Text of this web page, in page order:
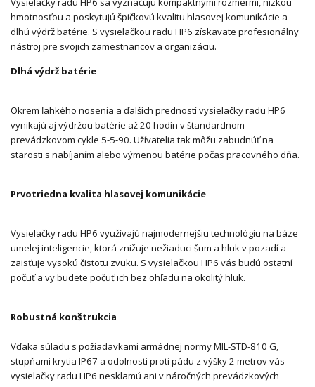
hmotnosťou a poskytujú špičkovú kvalitu hlasovej komunikácie a
dlhú výdrž batérie. S vysielačkou radu HP6 získavate profesionálny
nástroj pre svojich zamestnancov a organizáciu.
Dlhá výdrž batérie
Okrem ľahkého nosenia a ďalších predností vysielačky radu HP6
vynikajú aj výdržou batérie až 20 hodín v štandardnom
prevádzkovom cykle 5-5-90. Užívatelia tak môžu zabudnúť na
starosti s nabíjaním alebo výmenou batérie počas pracovného dňa.
Prvotriedna kvalita hlasovej komunikácie
Vysielačky radu HP6 využívajú najmodernejšiu technológiu na báze
umelej inteligencie, ktorá znižuje nežiaduci šum a hluk v pozadí a
zaisťuje vysokú čistotu zvuku. S vysielačkou HP6 vás budú ostatní
počuť a ​​vy budete počuť ich bez ohľadu na okolitý hluk.
Robustná konštrukcia
Vďaka súladu s požiadavkami armádnej normy MIL-STD-810 G,
stupňami krytia IP67 a odolnosti proti pádu z výšky 2 metrov vás
vysielačky radu HP6 nesklamú ani v náročných prevádzkových